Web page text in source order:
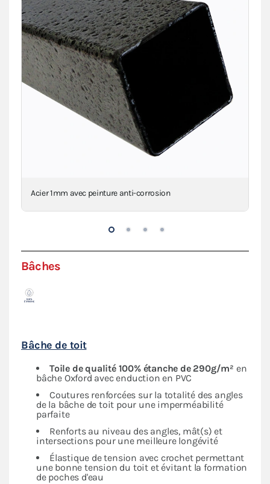
Acier 1mm avec peinture anti-corrosion
Bâches
Bâche de toit
Toile de qualité 100% étanche de 290g/m² en
bâche Oxford avec enduction en PVC
Coutures renforcées sur la totalité des angles
de la bâche de toit pour une imperméabilité
parfaite
Renforts au niveau des angles, mât(s) et
intersections pour une meilleure longévité
Élastique de tension avec crochet permettant
une bonne tension du toit et évitant la formation
de poches d'eau